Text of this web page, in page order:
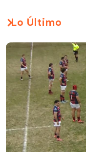
Lo Último